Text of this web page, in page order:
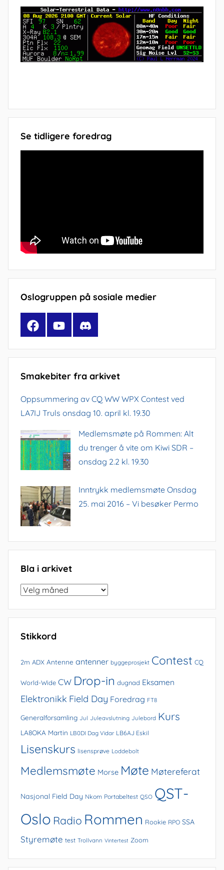
Se tidligere foredrag
Oslogruppen på sosiale medier
FacebookYouTubeDiscord
Smakebiter fra arkivet
Oppsummering av CQ WW WPX Contest ved
LA7IJ Truls onsdag 10. april kl. 19.30
Medlemsmøte på Rommen: Alt
du trenger å vite om Kiwi SDR –
onsdag 2.2 kl. 19.30
Inntrykk medlemsmøte Onsdag
25. mai 2016 – Vi besøker Permo
Bla i arkivet
Bla
arkivet
Stikkord
2m ADX Antenne antenner byggeprosjekt Contest CQ
World-Wide CW Drop-in dugnad Eksamen
Elektronikk Field Day Foredrag FT8
Generalforsamling Jul Juleavslutning Julebord Kurs
LA8OKA Martin LB0DI Dag Vidar LB6AJ Eskil
Lisenskurs lisensprøve Loddebolt
Medlemsmøte Morse Møte Møtereferat
Nasjonal Field Day Nkom Portabeltest QSO QST-
Oslo Radio Rommen Rookie RPO SSA
Styremøte test Trollvann Vintertest Zoom